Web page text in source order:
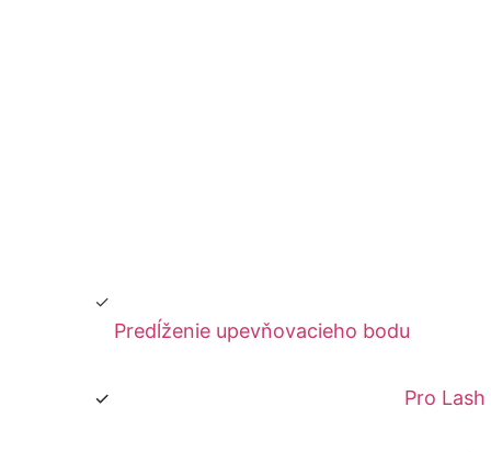
Predĺženie upevňovacieho bodu
Pro Lash